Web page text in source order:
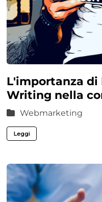
L'importanza di
Writing nella
Webmarketing
Leggi